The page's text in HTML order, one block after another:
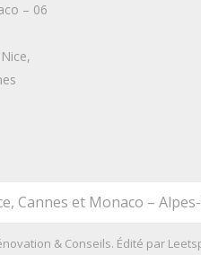
vous recommander à mes amis
– 06
Cannes et Monaco –
& Conseils. Édité par